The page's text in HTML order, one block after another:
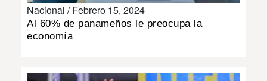
DEPORTES
Nacional /Febrero 15, 2024
Al 60% de panameños le preocupa la
economía